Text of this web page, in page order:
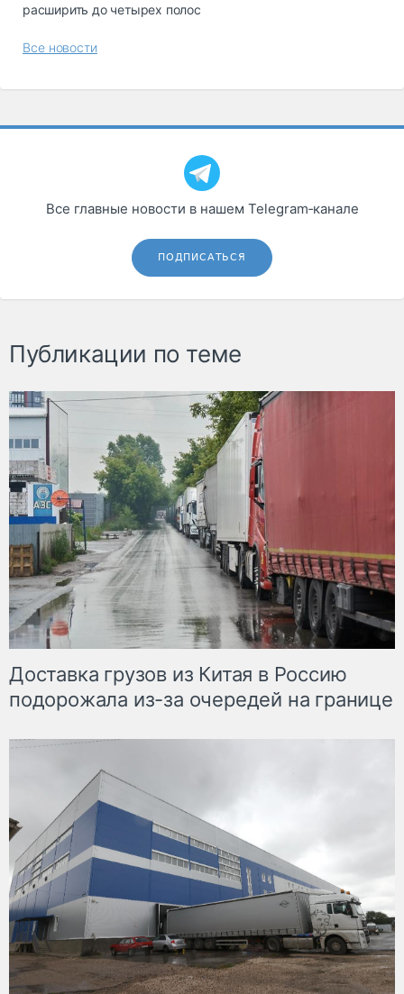
расширить до четырех полос
Все новости
Все главные новости в нашем Telegram‑канале
ПОДПИСАТЬСЯ
Публикации по теме
Доставка грузов из Китая в Россию
подорожала из-за очередей на границе